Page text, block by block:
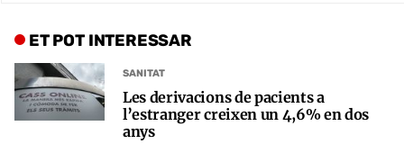
ET POT INTERESSAR
SANITAT
Les derivacions de pacients a
l’estranger creixen un 4,6% en dos
anys